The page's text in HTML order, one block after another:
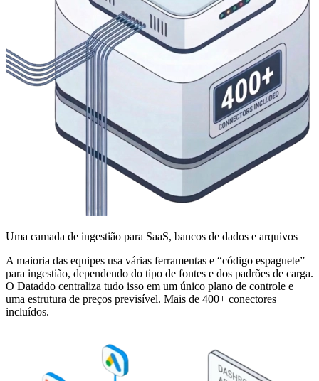
Uma camada de ingestião para SaaS, bancos de dados e arquivos
A maioria das equipes usa várias ferramentas e “código espaguete”
para ingestião, dependendo do tipo de fontes e dos padrões de carga.
O Dataddo centraliza tudo isso em um único plano de controle e
uma estrutura de preços previsível. Mais de 400+ conectores
incluídos.